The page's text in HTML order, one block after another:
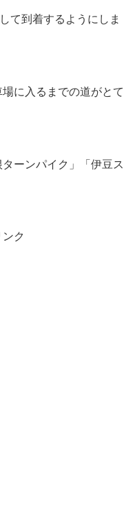
て到着するようにしま
に入るまでの道がとて
ーンパイク」「伊豆ス
ク